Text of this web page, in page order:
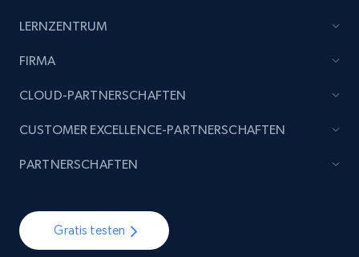
LERNZENTRUM
FIRMA
Gratis testen
CLOUD-PARTNERSCHAFTEN
CUSTOMER EXCELLENCE-PARTNERSCHAFTEN
PARTNERSCHAFTEN